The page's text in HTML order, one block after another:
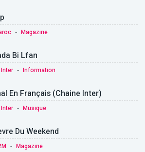
- Magazine
Bi Lfan
- Information
En Français (Chaine Inter)
- Musique
Du Weekend
- Magazine